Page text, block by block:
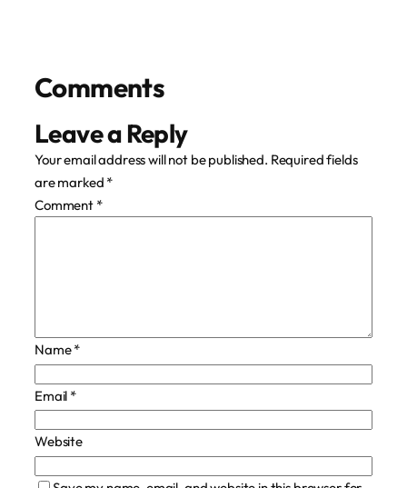
Comments
Leave a Reply
Your email address will not be published. Required fields
are marked *
Comment *
Name*
Email *
Website